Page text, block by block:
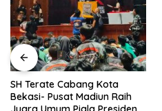
SH Terate Cabang Kota
Bekasi- Pusat Madiun Raih